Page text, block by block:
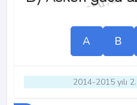
A B
2014-2015 yılı